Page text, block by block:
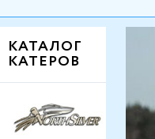
КАТАЛОГ
КАТЕРОВ